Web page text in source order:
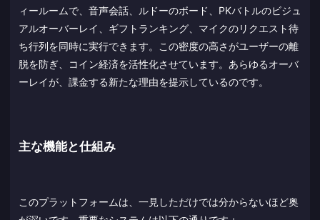
ィールームで、音声会話、ルドーのボード、PKバトルのビジュ
アルオーバーレイ、ギフトランキング、マイクのリクエスト待
ち行列を同時に実行できます。この密度の高さがユーザーの離
脱を防ぎ、コイン経済を活性化させています。あらゆるオーバ
ーレイが、課金する新たな理由を提示しているのです。
主な機能と仕組み
このプラットフォームは、一見しただけでは分からないほど奥